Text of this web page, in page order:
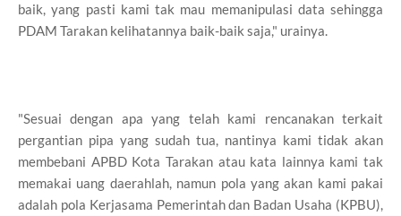
baik, yang pasti kami tak mau memanipulasi data sehingga
PDAM Tarakan kelihatannya baik-baik saja," urainya.
"Sesuai dengan apa yang telah kami rencanakan terkait
pergantian pipa yang sudah tua, nantinya kami tidak akan
membebani APBD Kota Tarakan atau kata lainnya kami tak
memakai uang daerahlah, namun pola yang akan kami pakai
adalah pola Kerjasama Pemerintah dan Badan Usaha (KPBU),